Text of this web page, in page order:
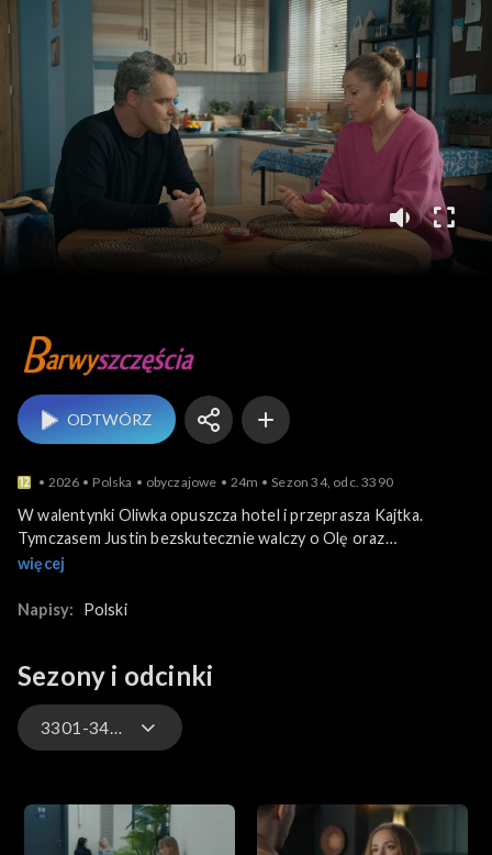
Barwy szczęścia
ODTWÓRZ
2026 Polska obyczajowe 24m Sezon 34, odc. 3390
W walentynki Oliwka opuszcza hotel i przeprasza Kajtka.
Tymczasem Justin bezskutecznie walczy o Olę oraz
udowodnienie fałszerstwa kompromitującego nagrania. Z kolei
Skotnickim, któremu Łukasz odmawia pomocy
więcej
Napisy: Polski
Sezony i odcinki
3301-3400
3201-3300